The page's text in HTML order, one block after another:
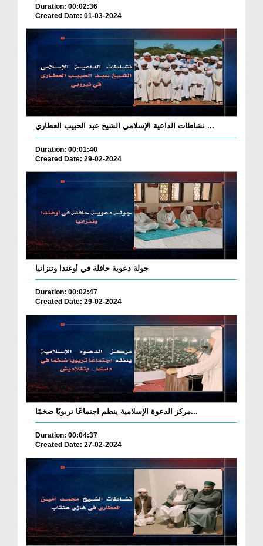
Duration: 00:02:36
Created Date: 01-03-2024
نشاطات الداعية الإسلامي الشيخ عبد الحبيب العطاري ...
Duration: 00:01:40
Created Date: 29-02-2024
جولة دعوية حافلة في أوغندا وتنزانيا
Duration: 00:02:47
Created Date: 29-02-2024
مركز الدعوة الإسلامية ينظم اجتماعًا تربويًا ضخمًا...
Duration: 00:04:37
Created Date: 27-02-2024